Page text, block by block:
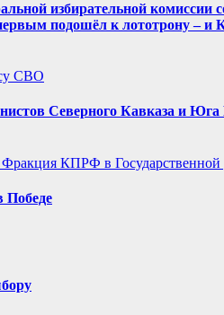
избирательной комиссии
подошёл к лототрону –
СВО
Северного Кавказа и Юга
Фракция КПРФ в
Победе